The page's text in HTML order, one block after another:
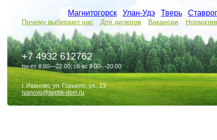
Магнитогорск Улан-Удэ Тверь
Почему выбирают нас Для дилеров Вакансии
+7 4932 612762
пн-пт 8:00—22:00; сб-вс 9:00—20:00
г. Иваново, ул. Горького, ул., 23
ivanovo@septik-dom.ru